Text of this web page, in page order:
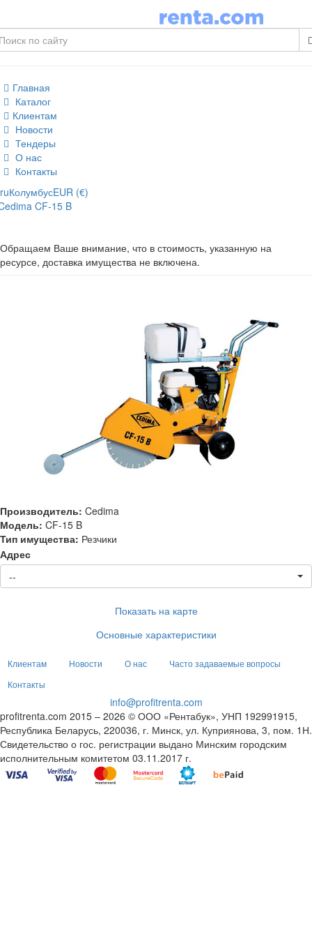
Главная
Каталог
Клиентам
Новости
Тендеры
О нас
Контакты
ruКолумбусEUR (€)
CF-15 B
Обращаем Ваше внимание, что в стоимость, указанную на
ресурсе, доставка имущества не включена.
Производитель: Cedima
Модель: CF-15 B
Тип имущества: Резчики
Адрес
--
Показать на карте
Основные характеристики
Клиентам Новости О нас
Часто задаваемые вопросы
Контакты
info@profitrenta.com
profitrenta.com 2015 – 2026 © ООО «Рентабук», УНП 192991915,
Республика Беларусь, 220036, г. Минск, ул. Куприянова, 3, пом. 1Н.
Свидетельство о гос. регистрации выдано Минским городским
исполнительным комитетом 03.11.2017 г.